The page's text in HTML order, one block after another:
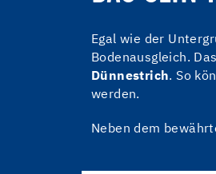
Egal wie der
Bodenausgleich.
Dünnestrich. So
werden.
Neben dem